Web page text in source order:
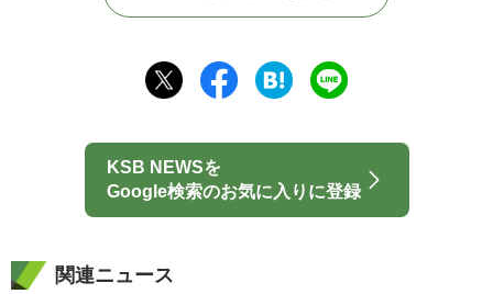
KSB NEWSを
Google検索のお気に入りに登録
関連ニュース